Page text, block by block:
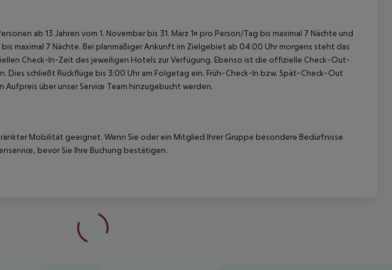
ab 13 Jahren vom 1. November bis 31. März 1¤ pro Person/Tag bis maximal 7 Nächte und
maximal 7 Nächte. Bei planmäßiger Ankunft im Zielgebiet ab 04:00 Uhr morgens steht das
Check-In-Zeit des jeweiligen Hotels zur Verfügung. Ebenso ist die offizielle Check-Out-
Dies schließt Rückflüge bis 3:00 Uhr am Folgetag ein. Früh-Check-In bzw. Spät-Check-Out
über unser Service Team hinzugebucht werden.
Mobilität geeignet. Wenn Sie oder ein Mitglied Ihrer Gruppe besondere Bedürfnisse
bevor Sie Ihre Buchung bestätigen.